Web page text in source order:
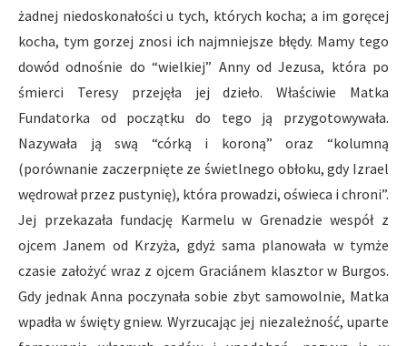
żadnej niedoskonałości u tych, których kocha; a im goręcej
kocha, tym gorzej znosi ich najmniejsze błędy. Mamy tego
dowód odnośnie do “wielkiej” Anny od Jezusa, która po
śmierci Teresy przejęła jej dzieło. Właściwie Matka
Fundatorka od początku do tego ją przygotowywała.
Nazywała ją swą “córką i koroną” oraz “kolumną
(porównanie zaczerpnięte ze świetlnego obłoku, gdy Izrael
wędrował przez pustynię), która prowadzi, oświeca i chroni”.
Jej przekazała fundację Karmelu w Grenadzie wespół z
ojcem Janem od Krzyża, gdyż sama planowała w tymże
czasie założyć wraz z ojcem Graciánem klasztor w Burgos.
Gdy jednak Anna poczynała sobie zbyt samowolnie, Matka
wpadła w święty gniew. Wyrzucając jej niezależność, uparte